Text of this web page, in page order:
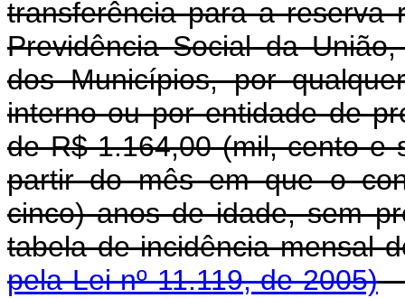
transferência para a reserva
Previdência Social da
dos Municípios, por
interno ou por entidade de
de R$ 1.164,00 (mil, cento e
partir do mês em que o
cinco) anos de idade, sem
tabela de incidência
pela Lei nº 11.119, de 2005)